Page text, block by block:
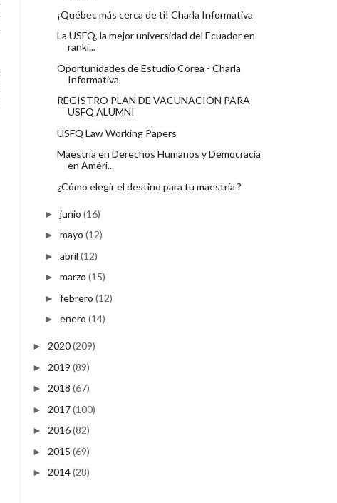
¡Québec más cerca de ti! Charla Informativa
La USFQ, la mejor universidad del Ecuador en
ranki...
Oportunidades de Estudio Corea - Charla
Informativa
REGISTRO PLAN DE VACUNACIÓN PARA
USFQ ALUMNI
USFQ Law Working Papers
Maestría en Derechos Humanos y Democracia
en Améri...
¿Cómo elegir el destino para tu maestría ?
► junio (16)
► mayo (12)
► abril (12)
► marzo (15)
► febrero (12)
► enero (14)
► 2020(209)
► 2019 (89)
► 2018 (67)
► 2017(100)
► 2016(82)
► 2015 (69)
► 2014(28)